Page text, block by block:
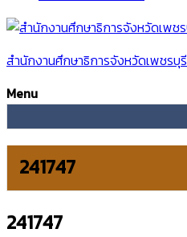
สำนักงานศึกษาธิการจังหวัดเพชรบุรี
Menu
241747
241747